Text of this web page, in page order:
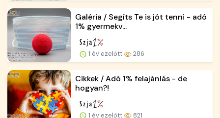
Galéria / Segíts Te is jót tenni - adó
1% gyermekv...
1 év ezelőtt 286
Cikkek / Adó 1% felajánlás - de
hogyan?!
1 év ezelőtt 821